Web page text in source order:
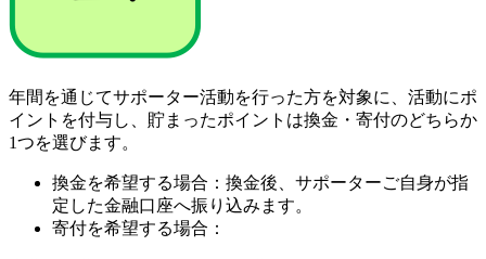
年間を通じてサポーター活動を行った方を対象に、活動にポ
イントを付与し、貯まったポイントは換金・寄付のどちらか
1つを選びます。
換金を希望する場合：換金後、サポーターご自身が指
定した金融口座へ振り込みます。
寄付を希望する場合：